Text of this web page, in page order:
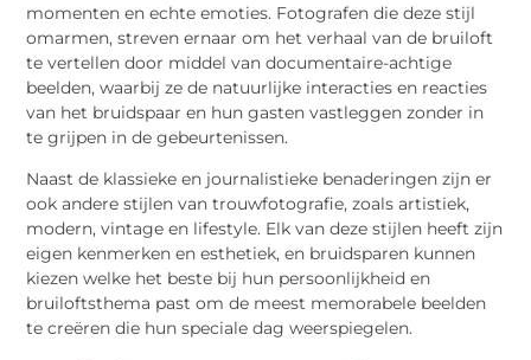
momenten en echte emoties. Fotografen die deze stijl
omarmen, streven ernaar om het verhaal van de bruiloft
te vertellen door middel van documentaire-achtige
beelden, waarbij ze de natuurlijke interacties en reacties
van het bruidspaar en hun gasten vastleggen zonder in
te grijpen in de gebeurtenissen.
Naast de klassieke en journalistieke benaderingen zijn er
ook andere stijlen van trouwfotografie, zoals artistiek,
modern, vintage en lifestyle. Elk van deze stijlen heeft zijn
eigen kenmerken en esthetiek, en bruidsparen kunnen
kiezen welke het beste bij hun persoonlijkheid en
bruiloftsthema past om de meest memorabele beelden
te creëren die hun speciale dag weerspiegelen.